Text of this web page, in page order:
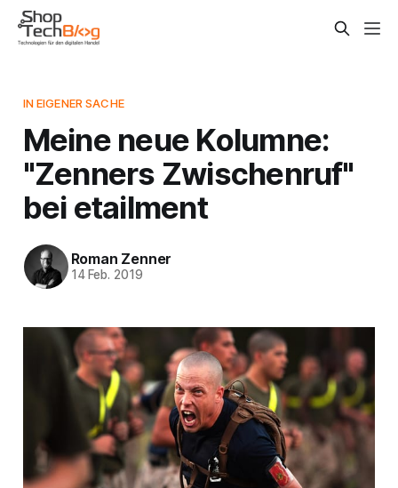
IN EIGENER SACHE
Meine neue Kolumne:
"Zenners Zwischenruf"
bei etailment
Roman Zenner
14 Feb. 2019